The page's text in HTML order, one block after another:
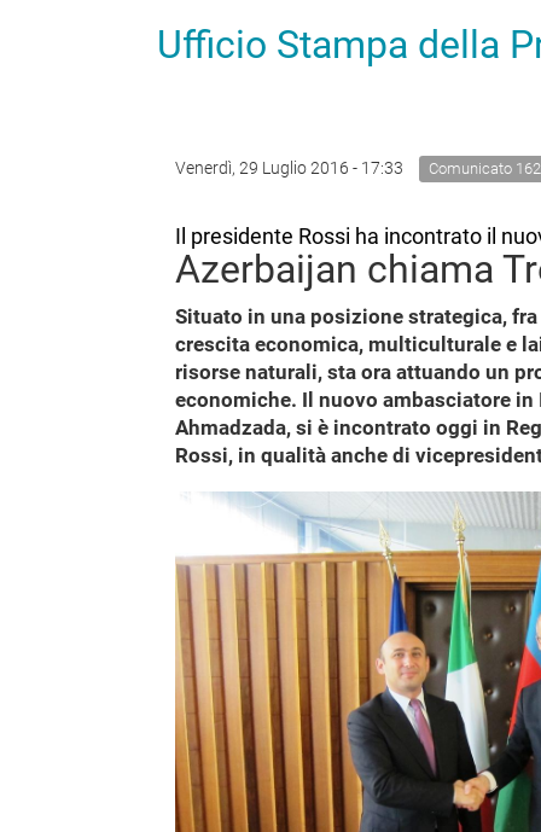
Ufficio Stampa della
Venerdì, 29 Luglio 2016 - 17:33 Comunicato
Il presidente Rossi ha incontrato il
Azerbaijan chiama
Situato in una posizione strategica, fra
crescita economica, multiculturale e
risorse naturali, sta ora attuando un
economiche. Il nuovo ambasciatore
Ahmadzada, si è incontrato oggi in
Rossi, in qualità anche di